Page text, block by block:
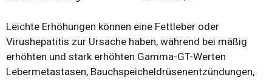
Leichte Erhöhungen können eine Fettleber oder
Virushepatitis zur Ursache haben, während bei mäßig
erhöhten und stark erhöhten Gamma-GT-Werten
Lebermetastasen, Bauchspeicheldrüsenentzündungen,